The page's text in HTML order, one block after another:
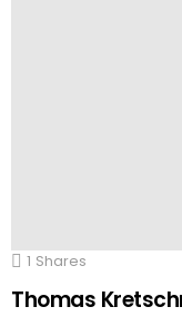
1 Shares
Thomas